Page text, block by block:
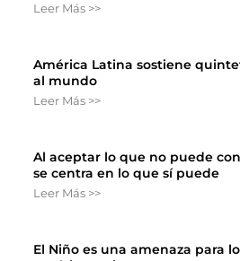
Leer Más >>
América Latina sostiene
al mundo
Leer Más >>
Al aceptar lo que no puede
se centra en lo que sí puede
Leer Más >>
El Niño es una amenaza para